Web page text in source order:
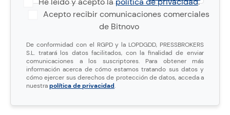
Acepto recibir comunicaciones comerciales
de Bitnovo
De conformidad con el RGPD y la LOPDGDD, PRESSBROKERS
S.L. tratará los datos facilitados, con la finalidad de enviar
comunicaciones a los suscriptores. Para obtener más
información acerca de cómo estamos tratando sus datos y
cómo ejercer sus derechos de protección de datos, acceda a
nuestrapolítica de privacidad.